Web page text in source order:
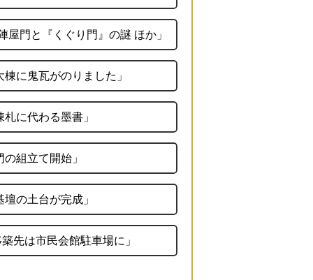
屋門と『くぐり門』の謎 ほか」
に鬼瓦がのりました」
に代わる墨書」
組立て開始」
の土台が完成」
先は市民会館駐車場に」